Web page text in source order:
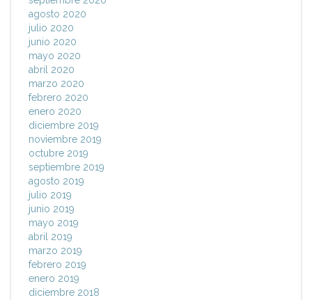
agosto 2020
julio 2020
junio 2020
mayo 2020
abril 2020
marzo 2020
febrero 2020
enero 2020
diciembre 2019
noviembre 2019
octubre 2019
septiembre 2019
agosto 2019
julio 2019
junio 2019
mayo 2019
abril 2019
marzo 2019
febrero 2019
enero 2019
diciembre 2018